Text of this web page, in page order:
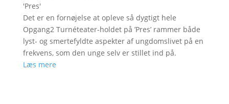
'Pres'
Det er en fornøjelse at opleve så dygtigt hele
Opgang2 Turnéteater-holdet på ’Pres’ rammer både
lyst- og smertefyldte aspekter af ungdomslivet på en
frekvens, som den unge selv er stillet ind på.
Læs mere